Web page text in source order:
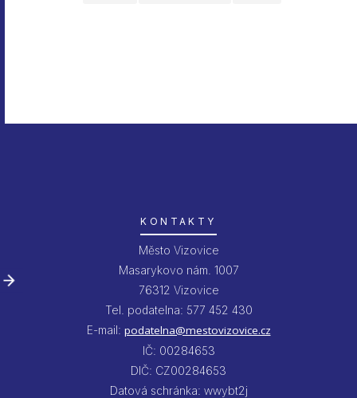
KONTAKTY
Město Vizovice
Masarykovo nám. 1007
76312 Vizovice
Tel. podatelna: 577 452 430
E-mail: podatelna@mestovizovice.cz
IČ: 00284653
DIČ: CZ00284653
Datová schránka: wwybt2j